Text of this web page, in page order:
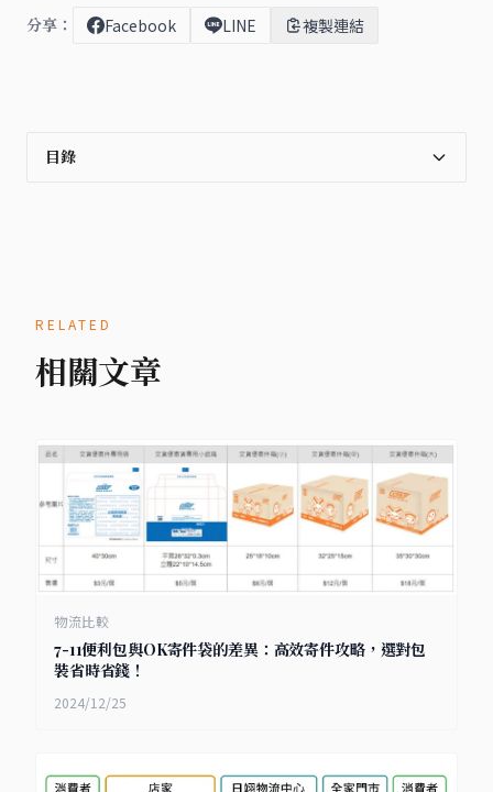
分享： Facebook LINE 複製連結
目錄
RELATED
相關文章
物流比較
7-11便利包與OK寄件袋的差異：高效寄件攻略，選對包
裝省時省錢！
2024/12/25